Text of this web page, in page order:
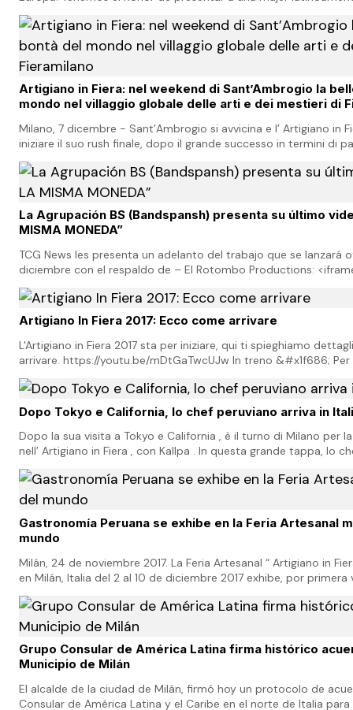
Italia desde hace más de dos décadas, q…
Artigiano in Fiera: nel weekend di Sant’Ambrogio la
mondo nel villaggio globale delle arti e dei mestieri di
Milano, 7 dicembre - Sant’Ambrogio si avvicina e l’ Artigiano in
iniziare il suo rush finale, dopo il grande successo in termini di
pubblico registrato nei giorn…
La Agrupación BS (Bandspansh) presenta su último
MISMA MONEDA”
TCG News les presenta un adelanto del trabajo que se lanzará
diciembre con el respaldo de – El Rotombo Productions:
overflow: hidden;" src="https:/…
Artigiano In Fiera 2017: Ecco come arrivare
L'Artigiano in Fiera 2017 sta per iniziare, qui ti spieghiamo
arrivare. https://youtu.be/mDtGaTwcUJw In treno &#x1f686; Per
Milano in treno da fuori Milano…
Dopo Tokyo e California, lo chef peruviano arriva in
Dopo la sua visita a Tokyo e California , è il turno di Milano per
nell’ Artigiano in Fiera , con Kallpa . In questa grande tappa, lo
José Lozano Santa Ma…
Gastronomía Peruana se exhibe en la Feria Artesanal
mundo
Milán, 24 de noviembre 2017. La Feria Artesanal “ Artigiano in
en Milán, Italia del 2 al 10 de diciembre 2017 exhibe, por primera
Grupo Consular de América Latina firma histórico
Municipio de Milán
El alcalde de la ciudad de Milán, firmó hoy un protocolo de
Consular de América Latina y el Caribe en el norte de Italia